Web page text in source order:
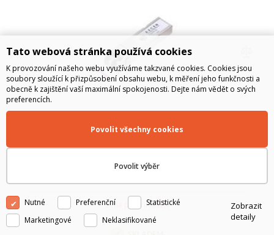
RX,SM,1.25Gbit/s,10km,W.DDM,INDUSTRIAL
GRADE,SINGLE PACK
požadavků na kvalitu a funkčnost. Jedná se o ověřené moduly
technologií Ceragon.
Cena po přihlášení
Tato webová stránka používá cookies
K provozování našeho webu využíváme takzvané cookies. Cookies jsou
soubory sloužící k přizpůsobení obsahu webu, k měření jeho funkčnosti a
obecně k zajištění vaší maximální spokojenosti. Dejte nám vědět o svých
preferencích.
Povolit výběr
Povolit všechny cookies
Nutné Preferenční
Statistické
Marketingové
Neklasifikované
Zobrazit
detaily